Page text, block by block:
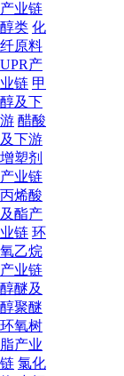
产业链
醇类 化
纤原料
UPR产
业链 甲
醇及下
游 醋酸
及下游
增塑剂
产业链
丙烯酸
及酯产
业链 环
氧乙烷
产业链
醇醚及
醇聚醚
环氧树
脂产业
链 氯化